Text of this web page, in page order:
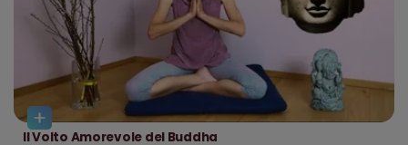
Il Volto Amorevole del Buddha